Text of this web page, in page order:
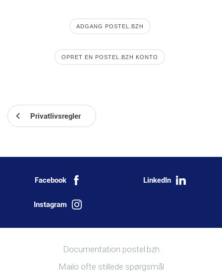
ADGANG POSTEL.BZH
OPRET EN POSTEL.BZH KONTO
Privatlivsregler
Facebook LinkedIn
Instagram
Mere information
Documentation postel.bzh
Mailo ofte stillede spørgsmål